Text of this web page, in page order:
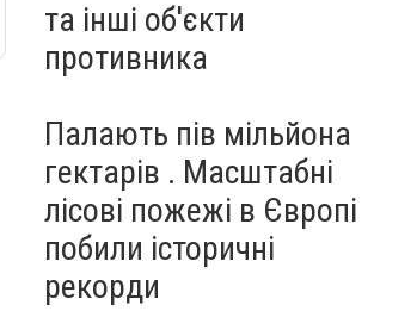
та інші об'єкти
противника
Палають пів мільйона
гектарів . Масштабні
лісові пожежі в Європі
побили історичні
рекорди